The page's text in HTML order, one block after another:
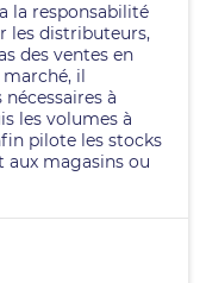
la responsabilité
les distributeurs,
des ventes en
il
à
les volumes à
pilote les stocks
aux magasins ou